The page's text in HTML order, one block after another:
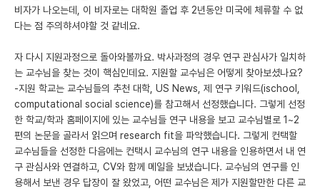
비자가 나오는데, 이 비자로는 대학원 졸업 후 2년동안 미국에 체류할 수 없
다는 점 주의햐셔야할 것 같네요.
자 다시 지원과정으로 돌아와볼까요. 박사과정의 경우 연구 관심사가 일치하
는 교수님을 찾는 것이 핵심인데요. 지원할 교수님은 어떻게 찾아보셨나요?
-지원 학교는 교수님들의 추천 대학, US News, 제 연구 키워드(ischool,
computational social science)를 참고해서 선정했습니다. 그렇게 선정
한 학교/학과 홈페이지에 있는 교수님들 연구 내용을 보고 교수님별로 1~2
편의 논문을 골라서 읽으며 research fit을 파악했습니다. 그렇게 컨택할
교수님들을 선정한 다음에는 컨택시 교수님의 연구 내용을 인용하면서 내 연
구 관심사와 연결하고, CV와 함께 메일을 보냈습니다. 교수님의 연구를 인
용해서 보낸 경우 답장이 잘 왔었고, 어떤 교수님은 제가 지원할만한 다른 교